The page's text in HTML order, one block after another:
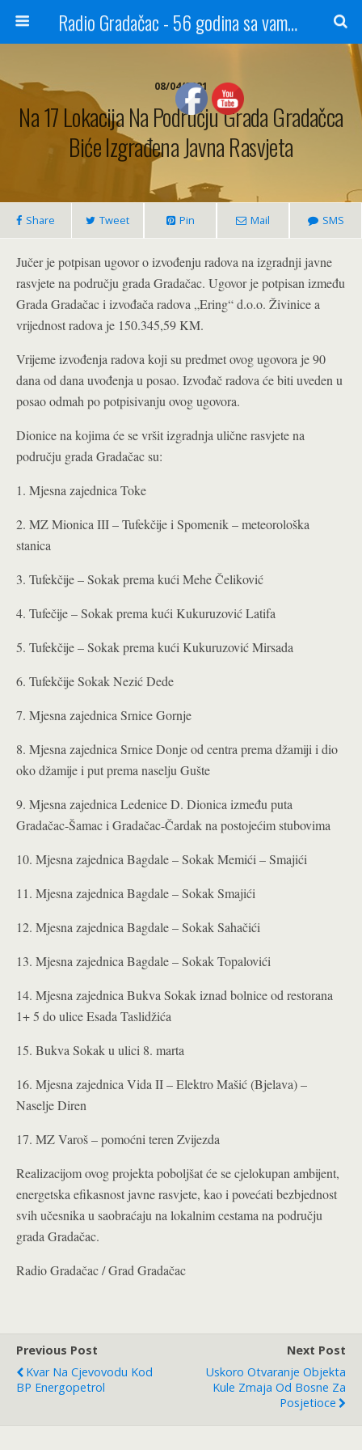
Radio Gradačac - 56 godina sa vama...
08/04/2021
Na 17 Lokacija Na Području Grada Gradačca
Biće Izgrađena Javna Rasvjeta
Share Tweet Pin Mail SMS
Jučer je potpisan ugovor o izvođenju radova na izgradnji javne
rasvjete na području grada Gradačac. Ugovor je potpisan između
Grada Gradačac i izvođača radova „Ering“ d.o.o. Živinice a
vrijednost radova je 150.345,59 KM.
Vrijeme izvođenja radova koji su predmet ovog ugovora je 90
dana od dana uvođenja u posao. Izvođač radova će biti uveden u
posao odmah po potpisivanju ovog ugovora.
Dionice na kojima će se vršit izgradnja ulične rasvjete na
području grada Gradačac su:
1. Mjesna zajednica Toke
2. MZ Mionica III – Tufekčije i Spomenik – meteorološka
stanica
3. Tufekčije – Sokak prema kući Mehe Čeliković
4. Tufečije – Sokak prema kući Kukuruzović Latifa
5. Tufekčije – Sokak prema kući Kukuruzović Mirsada
6. Tufekčije Sokak Nezić Dede
7. Mjesna zajednica Srnice Gornje
8. Mjesna zajednica Srnice Donje od centra prema džamiji i dio
oko džamije i put prema naselju Gušte
9. Mjesna zajednica Ledenice D. Dionica između puta
Gradačac-Šamac i Gradačac-Čardak na postojećim stubovima
10. Mjesna zajednica Bagdale – Sokak Memići – Smajići
11. Mjesna zajednica Bagdale – Sokak Smajići
12. Mjesna zajednica Bagdale – Sokak Sahačići
13. Mjesna zajednica Bagdale – Sokak Topalovići
14. Mjesna zajednica Bukva Sokak iznad bolnice od restorana
1+ 5 do ulice Esada Taslidžića
15. Bukva Sokak u ulici 8. marta
16. Mjesna zajednica Vida II – Elektro Mašić (Bjelava) –
Naselje Diren
17. MZ Varoš – pomoćni teren Zvijezda
Realizacijom ovog projekta poboljšat će se cjelokupan ambijent,
energetska efikasnost javne rasvjete, kao i povećati bezbjednost
svih učesnika u saobraćaju na lokalnim cestama na području
grada Gradačac.
Radio Gradačac / Grad Gradačac
Previous Post
Kvar Na Cjevovodu Kod
BP Energopetrol
Next Post
Uskoro Otvaranje Objekta
Kule Zmaja Od Bosne Za
Posjetioce